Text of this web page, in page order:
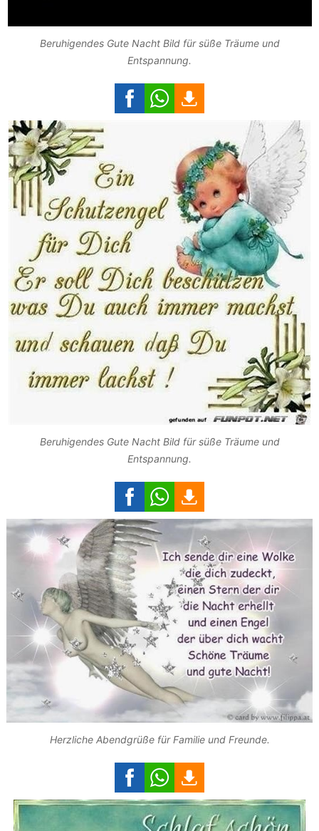
Beruhigendes Gute Nacht Bild für süße Träume und
Entspannung.
Beruhigendes Gute Nacht Bild für süße Träume und
Entspannung.
Herzliche Abendgrüße für Familie und Freunde.